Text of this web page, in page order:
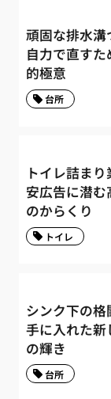
頑固な排水溝
自力で直す
的極意
台所
トイレ詰ま
安広告に潜む
のからくり
トイレ
シンク下の格
手に入れた新
の輝き
台所